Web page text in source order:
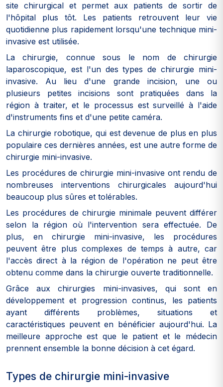
site chirurgical et permet aux patients de sortir de
l'hôpital plus tôt. Les patients retrouvent leur vie
quotidienne plus rapidement lorsqu'une technique mini-
invasive est utilisée.
La chirurgie, connue sous le nom de chirurgie
laparoscopique, est l'un des types de chirurgie mini-
invasive. Au lieu d'une grande incision, une ou
plusieurs petites incisions sont pratiquées dans la
région à traiter, et le processus est surveillé à l'aide
d'instruments fins et d'une petite caméra.
La chirurgie robotique, qui est devenue de plus en plus
populaire ces dernières années, est une autre forme de
chirurgie mini-invasive.
Les procédures de chirurgie mini-invasive ont rendu de
nombreuses interventions chirurgicales aujourd'hui
beaucoup plus sûres et tolérables.
Les procédures de chirurgie minimale peuvent différer
selon la région où l'intervention sera effectuée. De
plus, en chirurgie mini-invasive, les procédures
peuvent être plus complexes de temps à autre, car
l'accès direct à la région de l'opération ne peut être
obtenu comme dans la chirurgie ouverte traditionnelle.
Grâce aux chirurgies mini-invasives, qui sont en
développement et progression continus, les patients
ayant différents problèmes, situations et
caractéristiques peuvent en bénéficier aujourd'hui. La
meilleure approche est que le patient et le médecin
prennent ensemble la bonne décision à cet égard.
Types de chirurgie mini-invasive